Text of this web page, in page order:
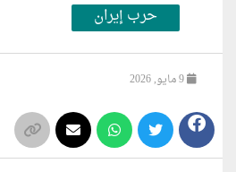
حرب إيران